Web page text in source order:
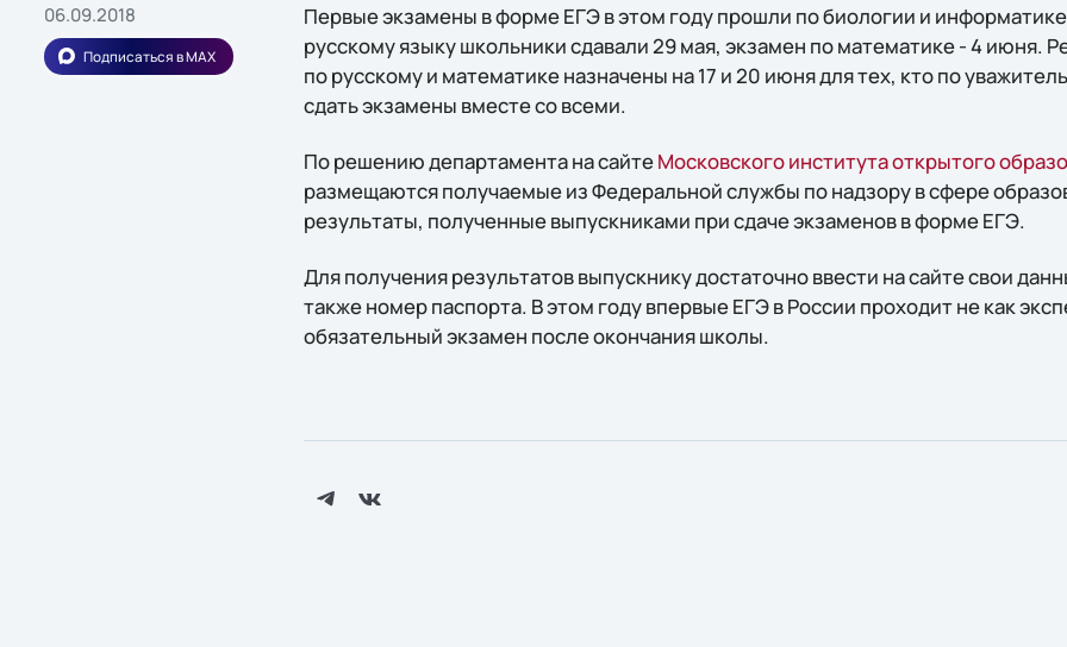
06.09.2018
Подписаться в MAX
Первые экзамены в форме ЕГЭ в этом году прошли по биологии и
русскому языку школьники сдавали 29 мая, экзамен по математике - 4 июня.
по русскому и математике назначены на 17 и 20 июня для тех, кто по
сдать экзамены вместе со всеми.
По решению департамента на сайтеМосковского института открытого
размещаются получаемые из Федеральной службы по надзору в сфере
результаты, полученные выпускниками при сдаче экзаменов в форме ЕГЭ.
Для получения результатов выпускнику достаточно ввести на сайте свои
также номер паспорта. В этом году впервые ЕГЭ в России проходит не как
обязательный экзамен после окончания школы.